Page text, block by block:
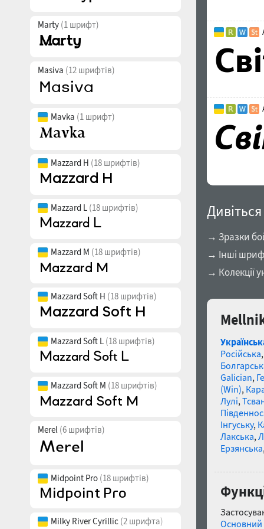
Marty (1 шрифт)
Masiva (12 шрифтів)
Mavka (1 шрифт)
Mazzard H (18 шрифтів)
Mazzard L (18 шрифтів)
Mazzard M (18 шрифтів)
Mazzard Soft H (18 шрифтів)
Mazzard Soft L (18 шрифтів)
Mazzard Soft M (18 шрифтів)
Merel (6 шрифтів)
Midpoint Pro (18 шрифтів)
Milky River Cyrillic (2 шрифта)
→ Зразки
→ Інші
→ Колекції
Російська
Galician,
(Win),
Лулі,
Інгуську,
Лакська,
Ерзянська
Основний